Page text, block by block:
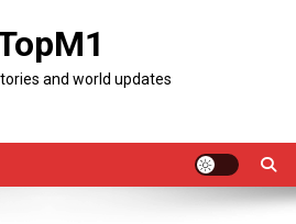
and world updates